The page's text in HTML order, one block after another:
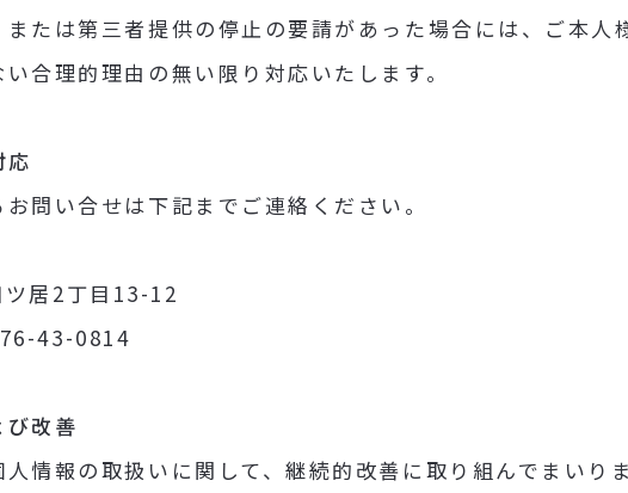
たは第三者提供の停止の要請があった場合には、ご本人
合理的理由の無い限り対応いたします。
問い合せは下記までご連絡ください。
居2丁目13-12
43-0814
改善
情報の取扱いに関して、継続的改善に取り組んでまいり